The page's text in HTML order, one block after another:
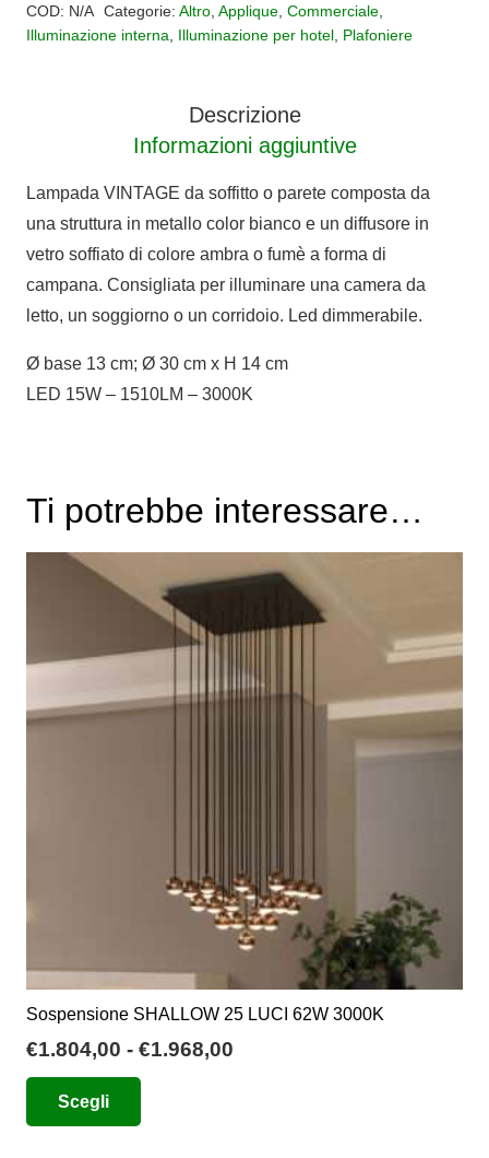
quantità
COD: N/A Categorie: Altro, Applique, Commerciale,
Illuminazione interna
Illuminazione per hotel Plafoniere
Descrizione
Informazioni aggiuntive
Lampada VINTAGE da soffitto o parete composta da
una struttura in metallo color bianco e un diffusore in
vetro soffiato di colore ambra o fumè a forma di
campana. Consigliata per illuminare una camera da
letto, un soggiorno o un corridoio. Led dimmerabile.
Ø base 13 cm; Ø 30 cm x H 14 cm
LED 15W – 1510LM – 3000K
Ti potrebbe interessare…
Sospensione SHALLOW 25 LUCI 62W 3000K
€1.804,00 - €1.968,00
Scegli